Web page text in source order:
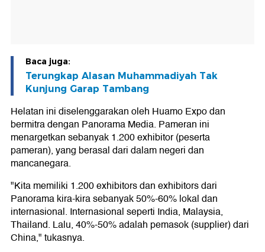
Baca juga:
Terungkap Alasan Muhammadiyah Tak
Kunjung Garap Tambang
Helatan ini diselenggarakan oleh Huamo Expo dan
bermitra dengan Panorama Media. Pameran ini
menargetkan sebanyak 1.200 exhibitor (peserta
pameran), yang berasal dari dalam negeri dan
mancanegara.
"Kita memiliki 1.200 exhibitors dan exhibitors dari
Panorama kira-kira sebanyak 50%-60% lokal dan
internasional. Internasional seperti India, Malaysia,
Thailand. Lalu, 40%-50% adalah pemasok (supplier) dari
China," tukasnya.